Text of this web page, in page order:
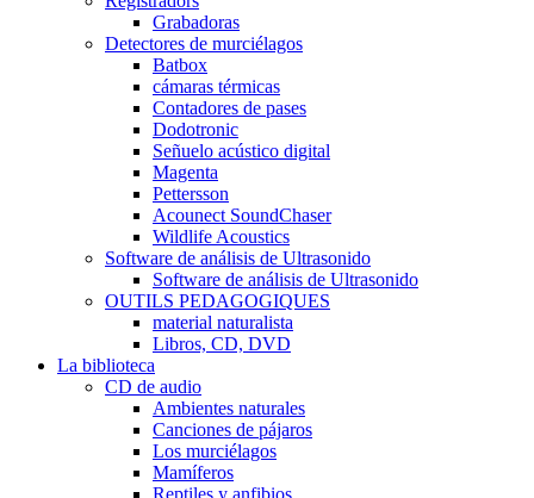
Grabadoras
Detectores de murciélagos
Batbox
cámaras térmicas
Contadores de pases
Dodotronic
Señuelo acústico digital
Magenta
Pettersson
Acounect SoundChaser
Wildlife Acoustics
Software de análisis de Ultrasonido
Software de análisis de Ultrasonido
OUTILS PEDAGOGIQUES
material naturalista
Libros, CD, DVD
La biblioteca
CD de audio
Ambientes naturales
Canciones de pájaros
Los murciélagos
Mamíferos
Reptiles y anfibios